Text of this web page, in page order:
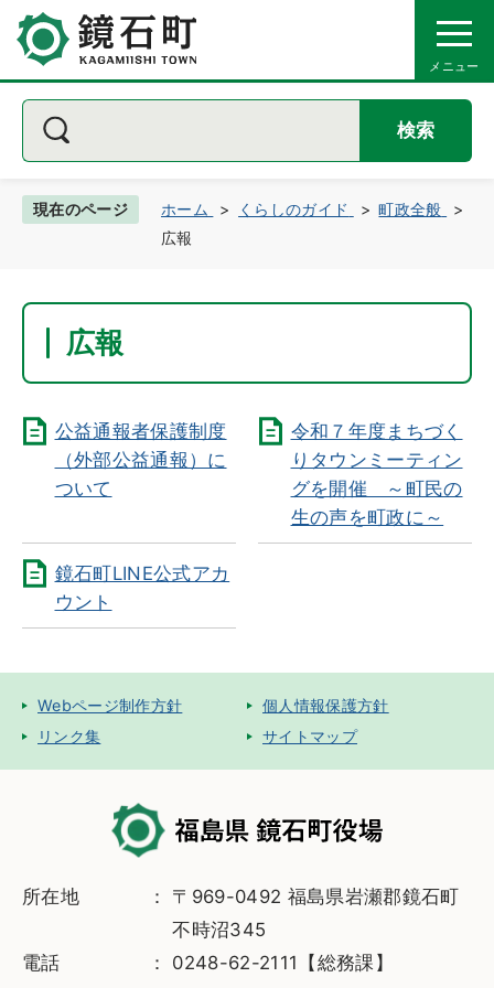
検索
現在のページ ホーム くらしのガイド
町政全般
広報
広報
公益通報者保護制度
（外部公益通報）に
ついて
令和７年度まちづく
りタウンミーティン
グを開催 ～町民の
生の声を町政に～
鏡石町LINE公式アカ
ウント
Webページ制作方針
個人情報保護方針
リンク集
サイトマップ
所在地
〒969-0492 福島県岩瀬郡鏡石町
不時沼345
電話
0248-62-2111【総務課】